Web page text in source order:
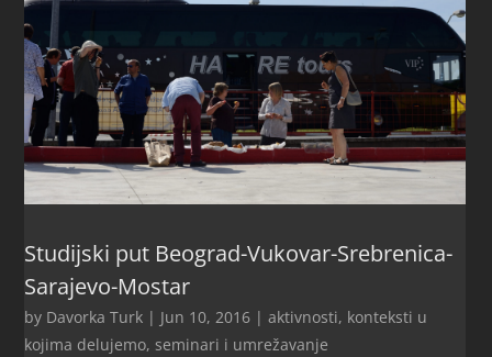
Studijski put Beograd-Vukovar-Srebrenica-
Sarajevo-Mostar
by Davorka Turk | Jun 10, 2016 |aktivnosti, konteksti u
kojima delujemo, seminari i umrežavanje